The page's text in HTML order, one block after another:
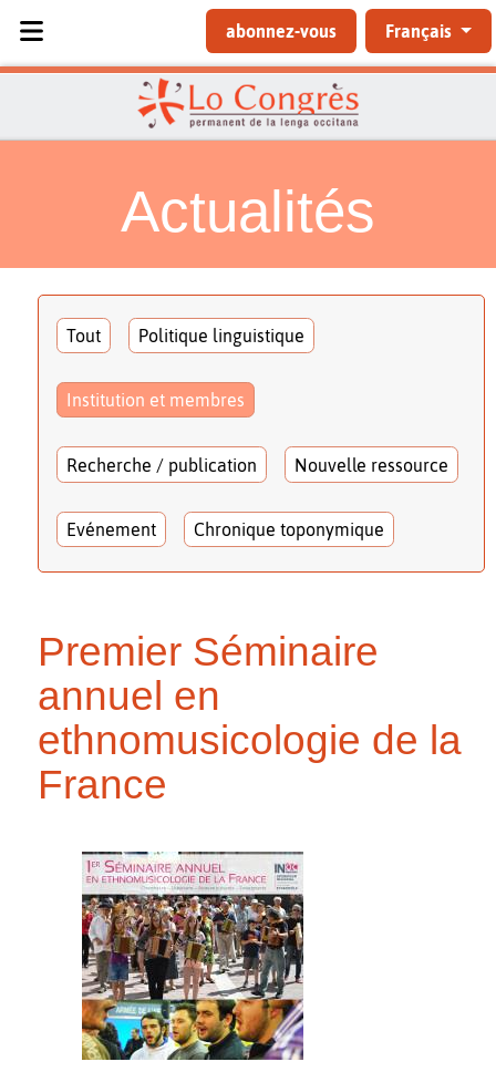
abonnez-vous Français
Actualités
Tout Politique linguistique
Institution et membres
Recherche / publication Nouvelle ressource
Evénement Chronique toponymique
Premier Séminaire
annuel en
ethnomusicologie de la
France